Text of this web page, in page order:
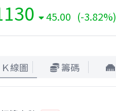
45.00 (-3.82%)
線圖 籌碼